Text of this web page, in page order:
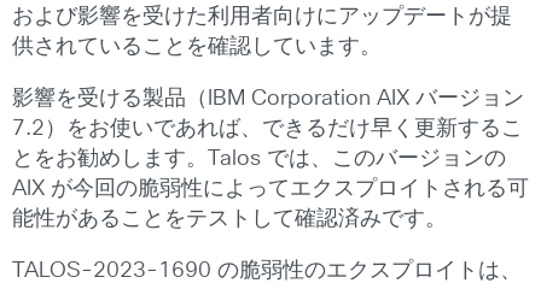
および影響を受けた利用者向けにアップデートが提
供されていることを確認しています。
影響を受ける製品（IBM Corporation AIX バージョン
7.2）をお使いであれば、できるだけ早く更新するこ
とをお勧めします。Talos では、このバージョンの
AIX が今回の脆弱性によってエクスプロイトされる可
能性があることをテストして確認済みです。
TALOS-2023-1690 の脆弱性のエクスプロイトは、